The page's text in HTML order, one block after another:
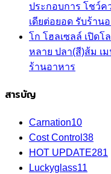
ประกอบการ โชว์ค
เดียต่อยอด รับร้าน
โก โฮลเซลล์ เปิด
หลาย ปลา(สี)ส้ม เ
ร้านอาหาร
สารบัญ
Carnation10
Cost Control 38
HOT UPDATE281
Luckyglass11